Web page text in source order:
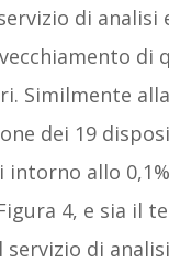
di analisi
di
Similmente
dei 19
allo
4, e sia il
servizio di